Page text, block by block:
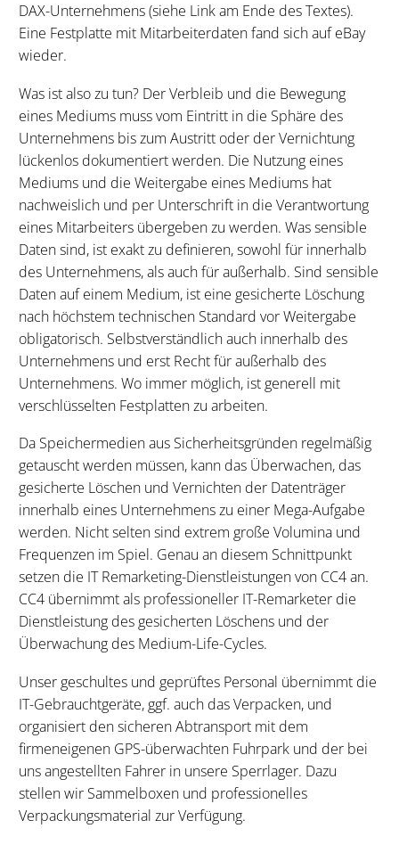
DAX-Unternehmens (siehe Link am Ende des Textes).
Eine Festplatte mit Mitarbeiterdaten fand sich auf eBay
wieder.
Was ist also zu tun? Der Verbleib und die Bewegung
eines Mediums muss vom Eintritt in die Sphäre des
Unternehmens bis zum Austritt oder der Vernichtung
lückenlos dokumentiert werden. Die Nutzung eines
Mediums und die Weitergabe eines Mediums hat
nachweislich und per Unterschrift in die Verantwortung
eines Mitarbeiters übergeben zu werden. Was sensible
Daten sind, ist exakt zu definieren, sowohl für innerhalb
des Unternehmens, als auch für außerhalb. Sind sensible
Daten auf einem Medium, ist eine gesicherte Löschung
nach höchstem technischen Standard vor Weitergabe
obligatorisch. Selbstverständlich auch innerhalb des
Unternehmens und erst Recht für außerhalb des
Unternehmens. Wo immer möglich, ist generell mit
verschlüsselten Festplatten zu arbeiten.
Da Speichermedien aus Sicherheitsgründen regelmäßig
getauscht werden müssen, kann das Überwachen, das
gesicherte Löschen und Vernichten der Datenträger
innerhalb eines Unternehmens zu einer Mega-Aufgabe
werden. Nicht selten sind extrem große Volumina und
Frequenzen im Spiel. Genau an diesem Schnittpunkt
setzen die IT Remarketing-Dienstleistungen von CC4 an.
CC4 übernimmt als professioneller IT-Remarketer die
Dienstleistung des gesicherten Löschens und der
Überwachung des Medium-Life-Cycles.
Unser geschultes und geprüftes Personal übernimmt die
IT-Gebrauchtgeräte, ggf. auch das Verpacken, und
organisiert den sicheren Abtransport mit dem
firmeneigenen GPS-überwachten Fuhrpark und der bei
uns angestellten Fahrer in unsere Sperrlager. Dazu
stellen wir Sammelboxen und professionelles
Verpackungsmaterial zur Verfügung.